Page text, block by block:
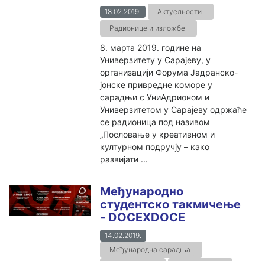
18.02.2019.
Актуелности
Радионице и изложбе
8. марта 2019. године на
Универзитету у Сарајеву, у
организацији Форума Јадранско-
јонске привредне коморе у
сарадњи с УниАдрионом и
Универзитетом у Сарајеву одржаће
се радионица под називом
„Пословање у креативном и
културном подручју – како
развијати ...
Међународно
студентско такмичење
- DOCEXDOCE
14.02.2019.
Међународна сарадња